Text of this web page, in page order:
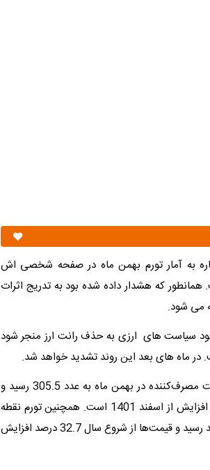
به آمار تورم بهمن ماه در صفحه شخصی اش
که هشدار داده شده بود به تدریج اثرات
می شود.
سیاست های ارزی به حذف رانت ارز منجر شود
در ماه های بعد این روند تشدید خواهد شد.
لازم به ذکر است براساس گزارش مرکز آمار شاخص قیمت مصرف‌کننده در بهمن ماه به عدد 305.5 رسید و
نسبت به ماه قبل 4.1 درصد افزایش یافت که بیشترین افزایش از اسفند 1401 است. همچنین تورم نقطه
به نقطه برای اولین بار در 12 ماه اخیر به بیش از35 درصد رسید و قیمت‌ها از شروع سال 32.7 درصد افزایش